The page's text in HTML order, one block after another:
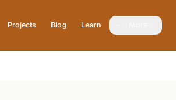
Projects Blog Learn